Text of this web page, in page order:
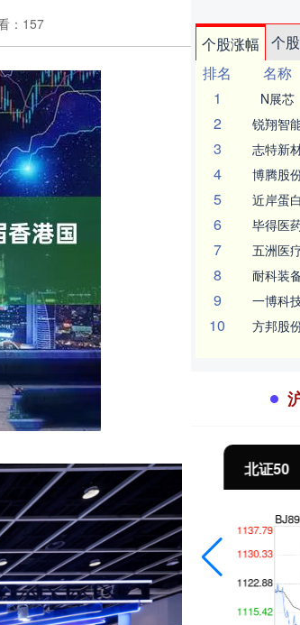
：157
个股涨幅 个
排名
名称
1
N展芯
2 锐翔智
3 志特新
4 博腾股
5 近岸蛋白
6 毕得医
7 五洲医
8 耐科装
9 一博科
10 方邦股
43.13 0.93% 北证50